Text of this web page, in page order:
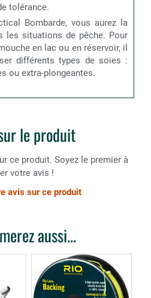
tolérance.
Bombarde, vous aurez la
les situations de pêche. Pour
en lac ou en réservoir, il
différents types de soies :
ou extra-plongeantes.
le produit
ce produit. Soyez le premier à
votre avis !
avis sur ce produit
aussi...